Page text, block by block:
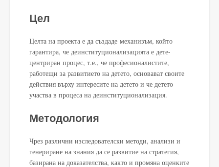
Цел
Целта на проекта е да създаде механизъм, който
гарантира, че деинституционализацията е дете-
центриран процес, т.е., че професионалистите,
работещи за развитието на детето, основават своите
действия върху интересите на детето и че детето
участва в процеса на деинституционализация.
Методология
Чрез различни изследователски методи, анализи и
генериране на знания да се развитие на стратегия,
базирана на доказателства, както и промяна оценките